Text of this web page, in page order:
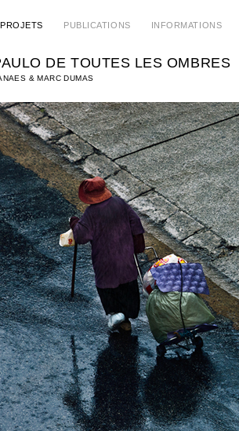
PROJETS PUBLICATIONS INFORMATIONS
DE TOUTES LES OMBRES
& MARC DUMAS